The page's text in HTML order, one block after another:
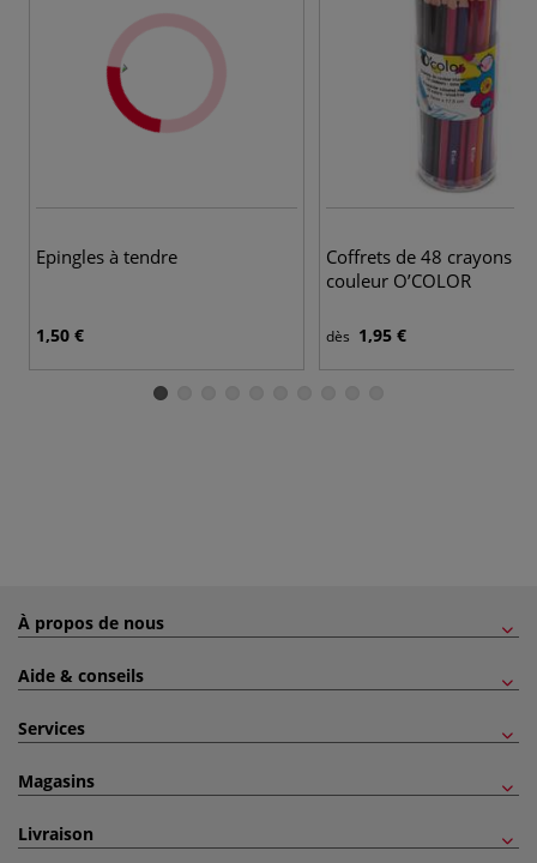
Epingles à tendre
1,50 €
Coffrets de 48 crayons de
couleur O’COLOR
dès 1,95 €
À propos de nous
Aide & conseils
Services
Magasins
Livraison